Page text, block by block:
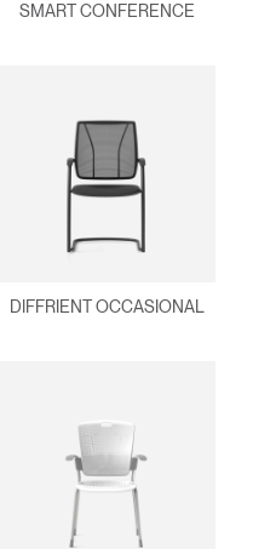
SMART CONFERENCE
DIFFRIENT OCCASIONAL